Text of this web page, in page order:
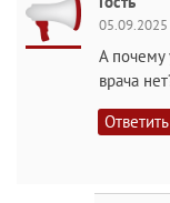
А почему
врача
Ответить